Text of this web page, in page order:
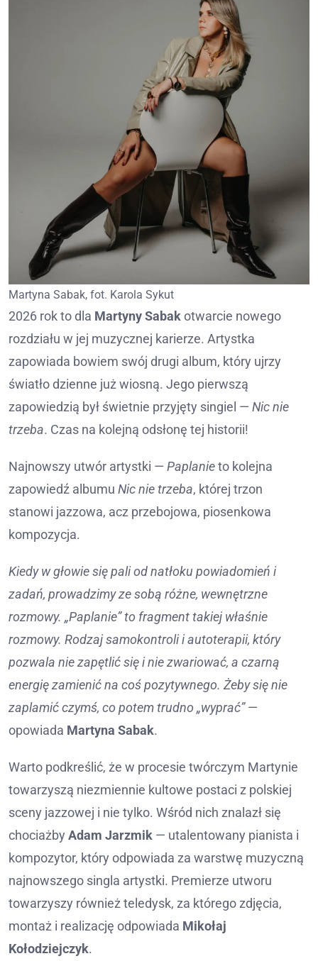
Martyna Sabak, fot. Karola Sykut
2026 rok to dla Martyny Sabakotwarcie nowego
rozdziału w jej muzycznej karierze. Artystka
zapowiada bowiem swój drugi album, który ujrzy
światło dzienne już wiosną. Jego pierwszą
zapowiedzią był świetnie przyjęty singiel — Nic nie
trzeba. Czas na kolejną odsłonę tej historii!
Najnowszy utwór artystki — Paplanieto kolejna
zapowiedź albumu Nic nie trzeba, której trzon
stanowi jazzowa, acz przebojowa, piosenkowa
kompozycja.
Kiedy w głowie się pali od natłoku powiadomień i
zadań, prowadzimy ze sobą różne, wewnętrzne
rozmowy. „Paplanie” to fragment takiej właśnie
rozmowy. Rodzaj samokontroli i autoterapii, który
pozwala nie zapętlić się i nie zwariować, a czarną
energię zamienić na coś pozytywnego. Żeby się nie
zaplamić czymś, co potem trudno „wyprać”—
opowiada Martyna Sabak.
Warto podkreślić, że w procesie twórczym Martynie
towarzyszą niezmiennie kultowe postaci z polskiej
sceny jazzowej i nie tylko. Wśród nich znalazł się
chociażby Adam Jarzmik — utalentowany pianista i
kompozytor, który odpowiada za warstwę muzyczną
najnowszego singla artystki. Premierze utworu
towarzyszy również teledysk, za którego zdjęcia,
montaż i realizację odpowiada Mikołaj
Kołodziejczyk.